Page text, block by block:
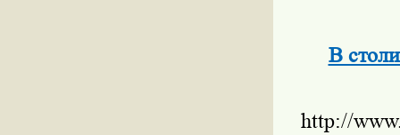
В
http://